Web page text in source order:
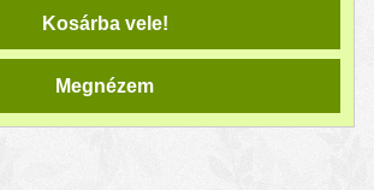
Kosárba vele!
Megnézem